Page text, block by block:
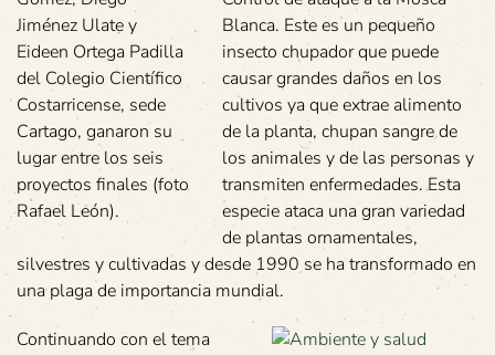
Jiménez Ulate y
Eideen Ortega Padilla
del Colegio Científico
Costarricense, sede
Cartago, ganaron su
lugar entre los seis
proyectos finales (foto
Rafael León).
Blanca. Este es un pequeño
insecto chupador que puede
causar grandes daños en los
cultivos ya que extrae alimento
de la planta, chupan sangre de
los animales y de las personas y
transmiten enfermedades. Esta
especie ataca una gran variedad
de plantas ornamentales,
silvestres y cultivadas y desde 1990 se ha transformado en
una plaga de importancia mundial.
Continuando con el tema